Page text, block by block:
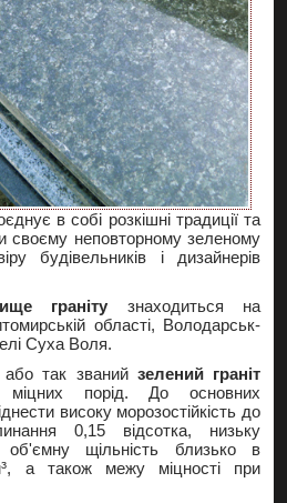
в собі розкішні традиції та
своєму неповторному зеленому
будівельників і дизайнерів
граніту знаходиться на
області, Володарськ-
Суха Воля.
або так званий зелений граніт
порід. До основних
високу морозостійкість до
0,15 відсотка, низьку
об'ємну щільність близько в
а також межу міцності при